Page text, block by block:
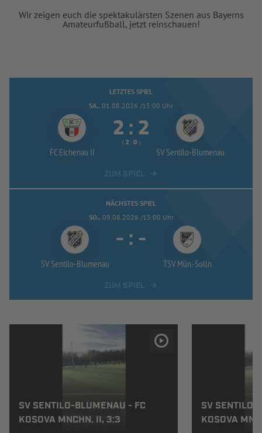
Wir zeigen euch die spektakulärsten Szenen aus Bayerns
Amateurfußball, jetzt reinschauen!
LETZTES SPIEL
SA.. 01.08.2026 /15:00 Uhr
FC Eichenau II
 : 
(  :  )
SV Sentilo-Blumenau
NÄCHSTES SPIEL
SO.. 09.08.2026 /15:00 Uhr
SV Sentilo-Blumenau
- : -
TSV Mün.-Solln
SV SENTILO-BLUMENAU - FC
KOSOVA MNCHN. II, 3:3
SV SENTILO-
KOSOVA